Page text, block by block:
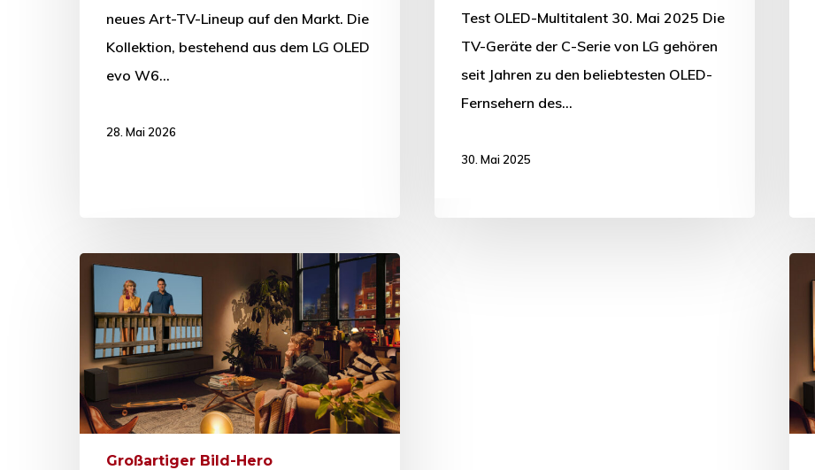
neues Art-TV-Lineup auf den Markt. Die
Kollektion, bestehend aus dem LG OLED
evo W6…
28. Mai 2026
Test OLED-Multitalent 30. Mai 2025 Die
TV-Geräte der C-Serie von LG gehören
seit Jahren zu den beliebtesten OLED-
Fernsehern des…
30. Mai 2025
Großartiger Bild-Hero